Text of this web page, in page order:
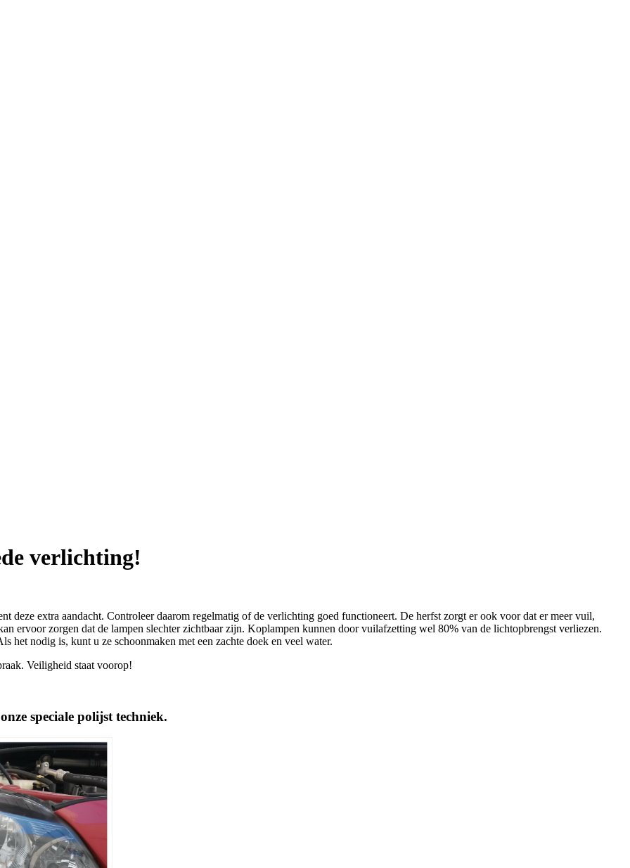
verlichting!
deze extra aandacht. Controleer daarom regelmatig of de verlichting goed functioneert. De herfst zorgt er ook voor dat er meer vuil,
ervoor zorgen dat de lampen slechter zichtbaar zijn. Koplampen kunnen door vuilafzetting wel 80% van de lichtopbrengst verliezen.
het nodig is, kunt u ze schoonmaken met een zachte doek en veel water.
Veiligheid staat voorop!
speciale polijst techniek.